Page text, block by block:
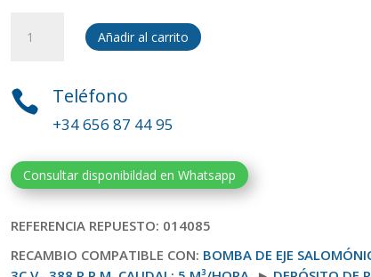
mecanico
(NONOR64-
014085
cantidad
Añadir al carrito
 Teléfono
+34 656 87 44 95
Consultar disponibildad en Whatsapp
REFERENCIA REPUESTO: 014085
RECAMBIO COMPATIBLE CON: BOMBA DE EJE